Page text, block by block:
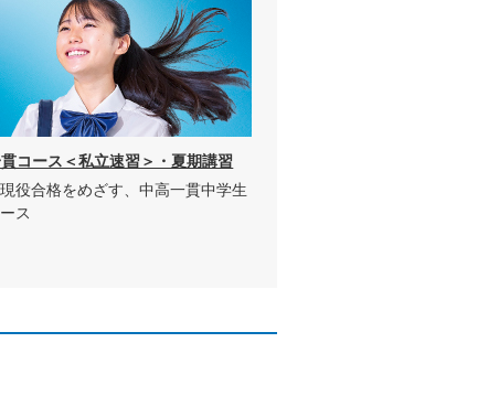
コース＜私立速習＞・夏期講習
役合格をめざす、中高一貫中学生
ス